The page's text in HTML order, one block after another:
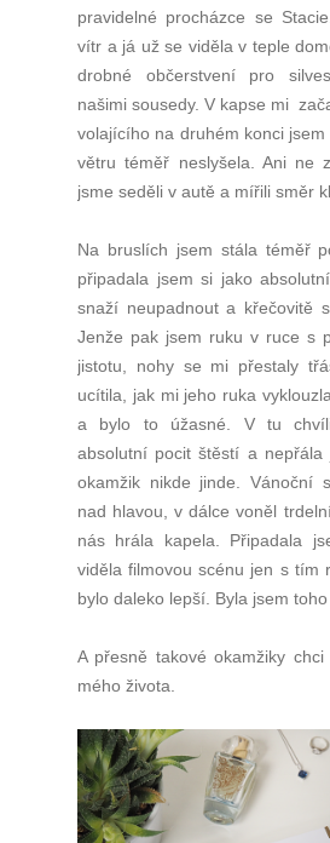
pravidelné procházce se
vítr a já už se viděla v teple
drobné občerstvení pro
našimi sousedy. V kapse mi
volajícího na druhém konci
větru téměř neslyšela. Ani ne
jsme seděli v autě a mířili směr
Na bruslích jsem stála téměř
připadala jsem si jako
snaží neupadnout a křečovitě
Jenže pak jsem ruku v ruce s
jistotu, nohy se mi přestaly
ucítila, jak mi jeho ruka
a bylo to úžasné. V tu
absolutní pocit štěstí a
okamžik nikde jinde. Vánoční
nad hlavou, v dálce voněl
nás hrála kapela. Připadala
viděla filmovou scénu jen s tím
bylo daleko lepší. Byla jsem
A přesně takové okamžiky
mého života.